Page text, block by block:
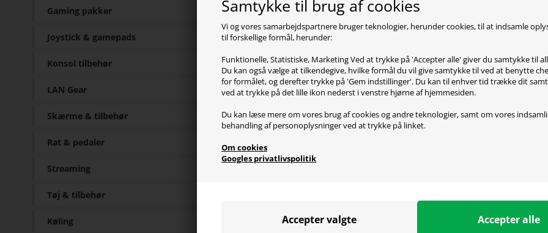
Samtykke til brug af cookies
Vi og vores samarbejdspartnere bruger teknologier, herunder cookies, til at indsamle
til forskellige formål, herunder:
Funktionelle, Statistiske, Marketing Ved at trykke på 'Accepter alle' giver du samtykke til
Du kan også vælge at tilkendegive, hvilke formål du vil give samtykke til ved at benytte
for formålet, og derefter trykke på 'Gem indstillinger'. Du kan til enhver tid trække dit
ved at trykke på det lille ikon nederst i venstre hjørne af hjemmesiden.
Du kan læse mere om vores brug af cookies og andre teknologier, samt om vores
behandling af personoplysninger ved at trykke på linket.
Om cookies
Googles privatlivspolitik
Produktbeskrivelse
Xtrfy GP1 har en high-speed stofoverfalde med avanceret
Non-slip gummiunderlaget gør, at musemåtten ikke skrider
ikke er plads til fejl!
Det stærke materiale og de forstærkede syninger langs
musemåtten maskinvaskes ved 30 grader, og så er den så god
Musemåtten findes i tre forskellige størrelser, så der med
Specifikationer
Gaming pakker
Joystick & gamepads
Konsol tilbehør
LAN Gear
Skærme & tilbehør
Rat & pedaler
Streaming
Tøj & tilbehør
Køling